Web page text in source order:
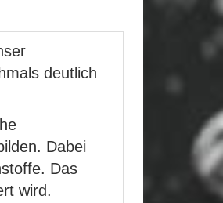
deutlich
Dabei
Das
wird.